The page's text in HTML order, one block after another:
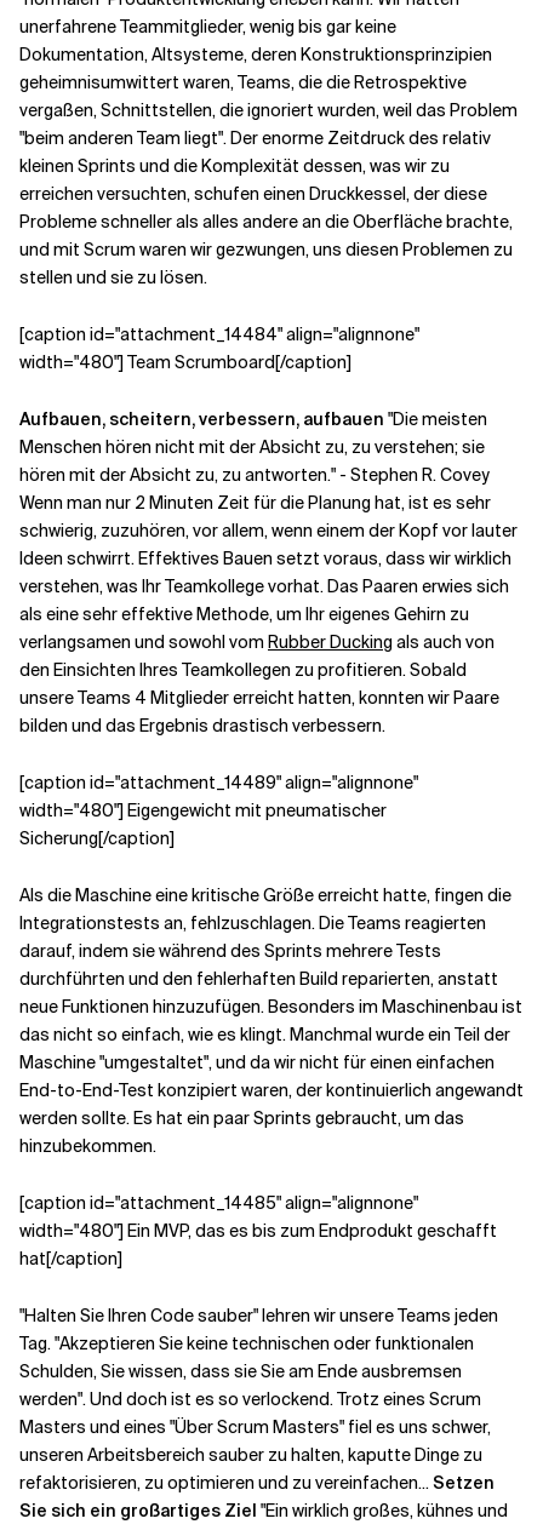
unerfahrene Teammitglieder, wenig bis gar keine
Dokumentation, Altsysteme, deren Konstruktionsprinzipien
geheimnisumwittert waren, Teams, die die Retrospektive
vergaßen, Schnittstellen, die ignoriert wurden, weil das Problem
"beim anderen Team liegt". Der enorme Zeitdruck des relativ
kleinen Sprints und die Komplexität dessen, was wir zu
erreichen versuchten, schufen einen Druckkessel, der diese
Probleme schneller als alles andere an die Oberfläche brachte,
und mit Scrum waren wir gezwungen, uns diesen Problemen zu
stellen und sie zu lösen.
[caption id="attachment_14484" align="alignnone"
width="480"] Team Scrumboard[/caption]
Aufbauen, scheitern, verbessern, aufbauen "Die meisten
Menschen hören nicht mit der Absicht zu, zu verstehen; sie
hören mit der Absicht zu, zu antworten." - Stephen R. Covey
Wenn man nur 2 Minuten Zeit für die Planung hat, ist es sehr
schwierig, zuzuhören, vor allem, wenn einem der Kopf vor lauter
Ideen schwirrt. Effektives Bauen setzt voraus, dass wir wirklich
verstehen, was Ihr Teamkollege vorhat. Das Paaren erwies sich
als eine sehr effektive Methode, um Ihr eigenes Gehirn zu
verlangsamen und sowohl vom Rubber Ducking als auch von
den Einsichten Ihres Teamkollegen zu profitieren. Sobald
unsere Teams 4 Mitglieder erreicht hatten, konnten wir Paare
bilden und das Ergebnis drastisch verbessern.
[caption id="attachment_14489" align="alignnone"
width="480"] Eigengewicht mit pneumatischer
Sicherung[/caption]
Als die Maschine eine kritische Größe erreicht hatte, fingen die
Integrationstests an, fehlzuschlagen. Die Teams reagierten
darauf, indem sie während des Sprints mehrere Tests
durchführten und den fehlerhaften Build reparierten, anstatt
neue Funktionen hinzuzufügen. Besonders im Maschinenbau ist
das nicht so einfach, wie es klingt. Manchmal wurde ein Teil der
Maschine "umgestaltet", und da wir nicht für einen einfachen
End-to-End-Test konzipiert waren, der kontinuierlich angewandt
werden sollte. Es hat ein paar Sprints gebraucht, um das
hinzubekommen.
[caption id="attachment_14485" align="alignnone"
width="480"] Ein MVP, das es bis zum Endprodukt geschafft
hat[/caption]
"Halten Sie Ihren Code sauber" lehren wir unsere Teams jeden
Tag. "Akzeptieren Sie keine technischen oder funktionalen
Schulden, Sie wissen, dass sie Sie am Ende ausbremsen
werden". Und doch ist es so verlockend. Trotz eines Scrum
Masters und eines "Über Scrum Masters" fiel es uns schwer,
unseren Arbeitsbereich sauber zu halten, kaputte Dinge zu
refaktorisieren, zu optimieren und zu vereinfachen...Setzen
Sie sich ein großartiges Ziel "Ein wirklich großes, kühnes und